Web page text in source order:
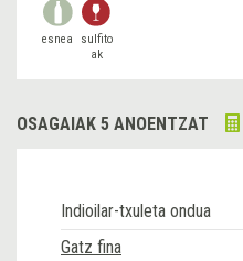
esnea
sulfito
ak
OSAGAIAK 5 ANOENTZAT
Indioilar-txuleta ondua
Gatz fina